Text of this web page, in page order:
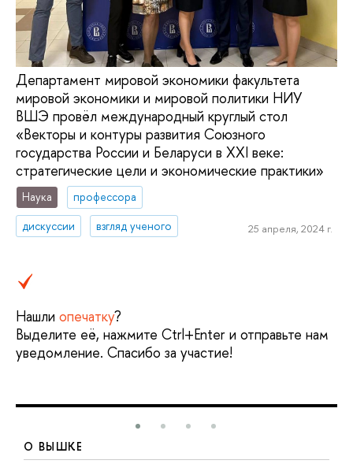
Департамент мировой экономики факультета
мировой экономики и мировой политики НИУ
ВШЭ провёл международный круглый стол
«Векторы и контуры развития Союзного
государства России и Беларуси в XXI веке:
стратегические цели и экономические практики»
Наука
профессора
дискуссии
взгляд ученого 25 апреля, 2024 г.
Нашли опечатку?
Выделите её, нажмите Ctrl+Enter и отправьте нам
уведомление. Спасибо за участие!
О ВЫШКЕ